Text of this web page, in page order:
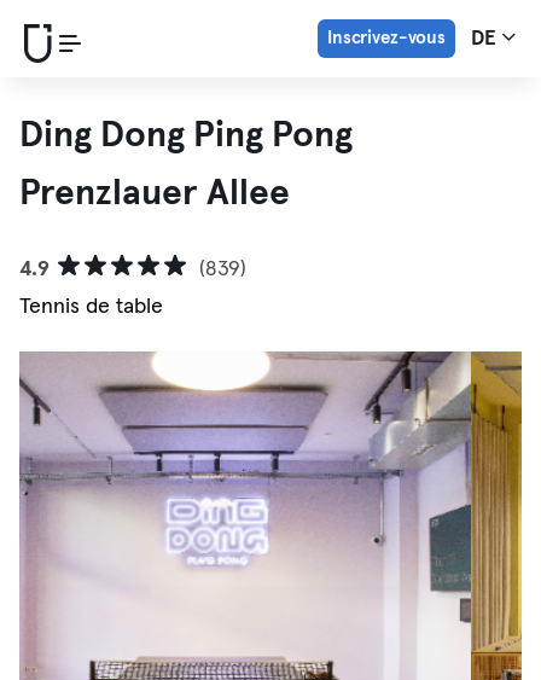
Inscrivez-vous DE
Ding Dong Ping Pong
Prenzlauer Allee
4.9
(839)
Tennis de table